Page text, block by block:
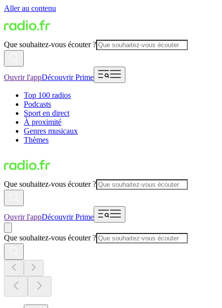
Aller au contenu
Que souhaitez-vous écouter ?
Ouvrir l'appDécouvrir Prime
Top 100 radios
Podcasts
Sport en direct
À proximité
Genres musicaux
Thèmes
Que souhaitez-vous écouter ?
Ouvrir l'appDécouvrir Prime
Que souhaitez-vous écouter ?